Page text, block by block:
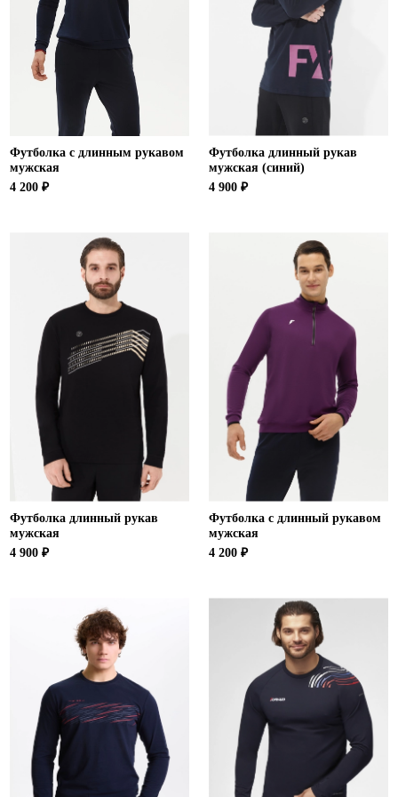
Ханты-Мансийский автономный округ (3)
Челябинская область (2)
Ямало-Ненецкий автономный округ (1)
Ярославская область (1)
Футболка с длинным рукавом
мужская
4 200 ₽
Футболка длинный рукав
мужская (синий)
4 900 ₽
Футболка длинный рукав
мужская
4 900 ₽
Футболка с длинный рукавом
мужская
4 200 ₽